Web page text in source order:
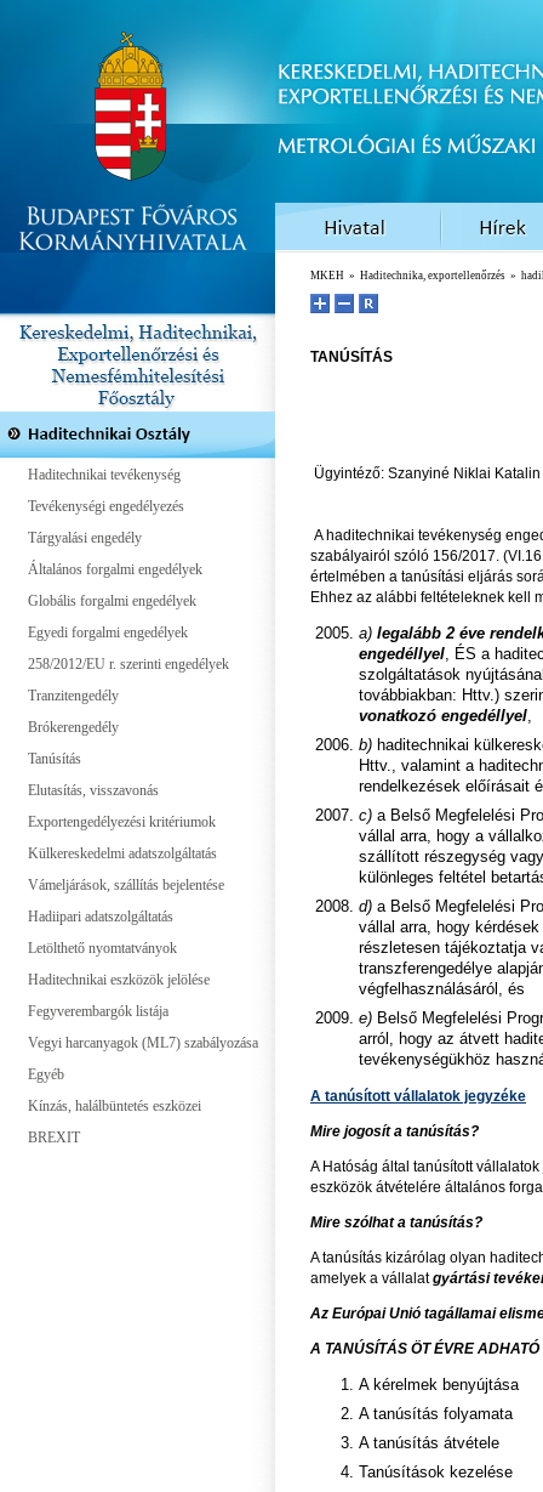
Haditechnikai tevékenység
Tevékenységi engedélyezés
Tárgyalási engedély
Általános forgalmi engedélyek
Globális forgalmi engedélyek
Egyedi forgalmi engedélyek
258/2012/EU r. szerinti engedélyek
Tranzitengedély
Brókerengedély
Tanúsítás
Elutasítás, visszavonás
Exportengedélyezési kritériumok
Külkereskedelmi adatszolgáltatás
Vámeljárások, szállítás bejelentése
Hadiipari adatszolgáltatás
Letölthető nyomtatványok
Haditechnikai eszközök jelölése
Fegyverembargók listája
Vegyi harcanyagok (ML7) szabályozása
Egyéb
Kínzás, halálbüntetés eszközei
BREXIT
MKEH » Haditechnika, exportellenőrzés »
TANÚSÍTÁS
Ügyintéző: Szanyiné Niklai Katalin
A haditechnikai tevékenység
szabályairól szóló 156/2017.
értelmében a tanúsítási eljárás
Ehhez az alábbi feltételeknek kell
a) legalább 2 éve
engedéllyel, ÉS a
szolgáltatások
továbbiakban: Httv.)
vonatkozó engedéllyel,
b) haditechnikai
Httv., valamint a
rendelkezések előírásait
c) a Belső Megfelelési
vállal arra, hogy a
szállított részegység
különleges feltétel
d) a Belső Megfelelési
vállal arra, hogy
részletesen tájékoztatja
transzferengedélye
végfelhasználásáról, és
e) Belső Megfelelési
arról, hogy az átvett
tevékenységükhöz
A tanúsított vállalatok jegyzéke
Mire jogosít a tanúsítás?
A Hatóság által tanúsított
eszközök átvételére általános
Mire szólhat a tanúsítás?
A tanúsítás kizárólag olyan
amelyek a vállalatgyártási
Az Európai Unió tagállamai
A TANÚSÍTÁS ÖT ÉVRE ADHATÓ
A kérelmek benyújtása
A tanúsítás folyamata
A tanúsítás átvétele
Tanúsítások kezelése